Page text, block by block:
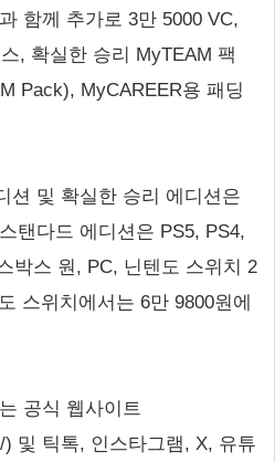
함께 추가로 3만 5000 VC,
, 확실한 승리 MyTEAM 팩
Pack), MyCAREER용 패딩
션 및 확실한 승리 에디션은
탠다드 에디션은 PS5, PS4,
박스 원, PC, 닌텐도 스위치 2
스위치에서는 6만 9800원에
공식 웹사이트
및 틱톡, 인스타그램, X, 유튜